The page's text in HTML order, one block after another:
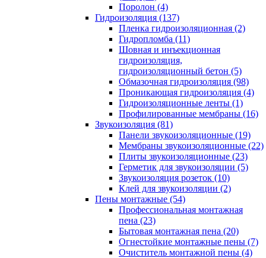
Поролон (4)
Гидроизоляция (137)
Пленка гидроизоляционная (2)
Гидропломба (11)
Шовная и инъекционная
гидроизоляция,
гидроизоляционный бетон (5)
Обмазочная гидроизоляция (98)
Проникающая гидроизоляция (4)
Гидроизоляционные ленты (1)
Профилированные мембраны (16)
Звукоизоляция (81)
Панели звукоизоляционные (19)
Мембраны звукоизоляционные (22)
Плиты звукоизоляционные (23)
Герметик для звукоизоляции (5)
Звукоизоляция розеток (10)
Клей для звукоизоляции (2)
Пены монтажные (54)
Профессиональная монтажная
пена (23)
Бытовая монтажная пена (20)
Огнестойкие монтажные пены (7)
Очиститель монтажной пены (4)